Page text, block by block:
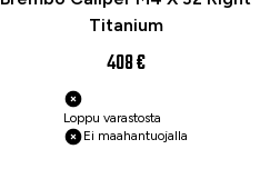
Titanium
408 €
Loppu varastosta
Ei maahantuojalla